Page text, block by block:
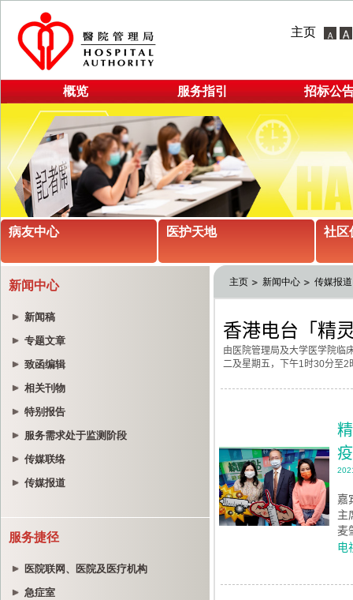
主页
概览 服务指引 招标公
病友中心 医护天地 社区
新闻中心
新闻稿
专题文章
致函编辑
相关刊物
特别报告
服务需求处于监测阶段
传媒联络
传媒报道
服务捷径
医院联网、医院及医疗机构
急症室
主页 新闻中心 传媒报道